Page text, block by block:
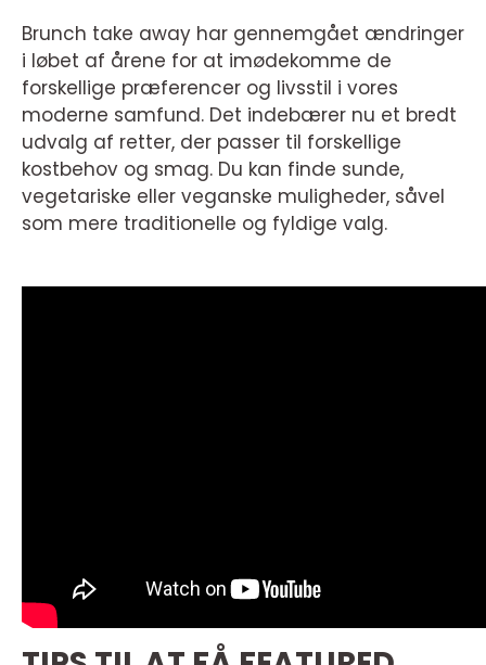
Brunch take away har gennemgået ændringer
i løbet af årene for at imødekomme de
forskellige præferencer og livsstil i vores
moderne samfund. Det indebærer nu et bredt
udvalg af retter, der passer til forskellige
kostbehov og smag. Du kan finde sunde,
vegetariske eller veganske muligheder, såvel
som mere traditionelle og fyldige valg.